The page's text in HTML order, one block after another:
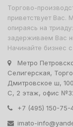
Торгово-
приветствует Вас.
опираясь на
задерживаем Вас
Начинайте бизнес
Метро
Селигерская,
Дмитровское ш,
С, 2 этаж, офис
+7 (495) 150-75-
imato-